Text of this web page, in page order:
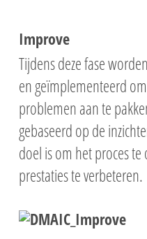
Improve
Tijdens deze fase
en geïmplementeerd
problemen aan te
gebaseerd op de
doel is om het proces
prestaties te verbeteren.